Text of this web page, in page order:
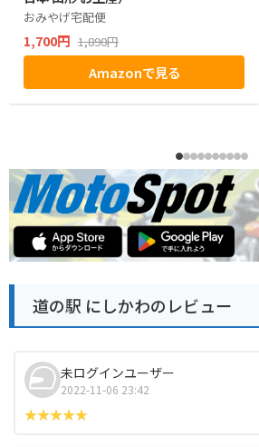
おみやげ宅配便
1,700円 1,890円
Amazonで見る
道の駅 にしかわのレビュー
未ログインユーザー
2022-11-06 23:42